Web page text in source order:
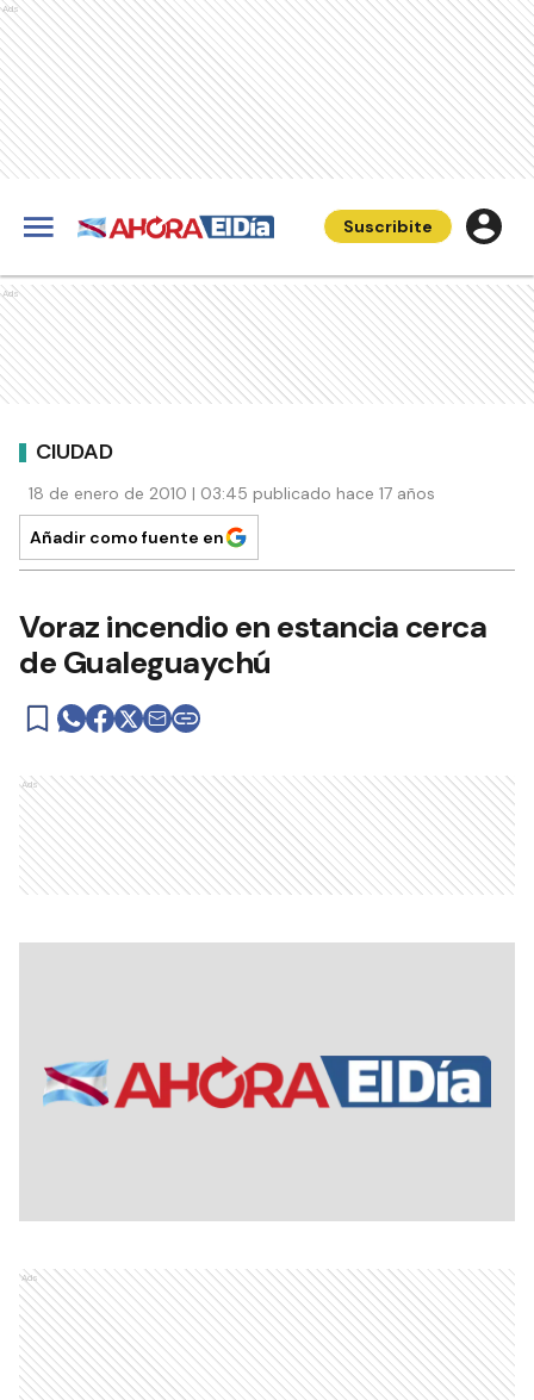
Ads
Suscribite
Ads
CIUDAD
18 de enero de 2010 | 03:45 publicado hace 17 años
Añadir como fuente en
Voraz incendio en estancia cerca
de Gualeguaychú
Ads
Ads